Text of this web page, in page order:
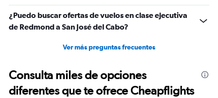
¿Puedo buscar ofertas de vuelos en clase ejecutiva
de Redmond a San José del Cabo?
Ver más preguntas frecuentes
Consulta miles de opciones
diferentes que te ofrece Cheapflights